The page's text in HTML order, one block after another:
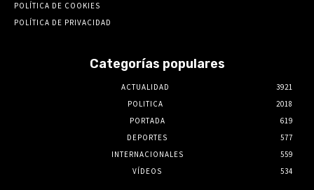
POLÍTICA DE COOKIES
POLÍTICA DE PRIVACIDAD
Categorías populares
ACTUALIDAD
3921
POLITICA
2018
PORTADA
619
DEPORTES
577
INTERNACIONALES
559
VÍDEOS
534